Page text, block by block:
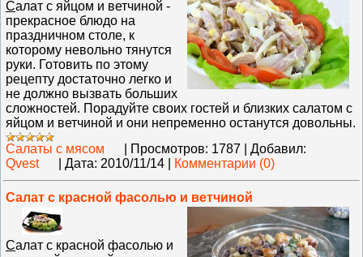
Салат с яйцом и ветчиной -
прекрасное блюдо на
праздничном столе, к
которому невольно тянутся
руки. Готовить по этому
рецепту достаточно легко и
не должно вызвать больших
сложностей. Порадуйте своих гостей и близких салатом с
яйцом и ветчиной и они непременно останутся довольны.
Салаты с мясом
Просмотров: 1787
Добавил:
Qvest
Дата: 2010/11/14 Комментарии (0)
Салат с красной фасолью и ветчиной
Салат с красной фасолью и